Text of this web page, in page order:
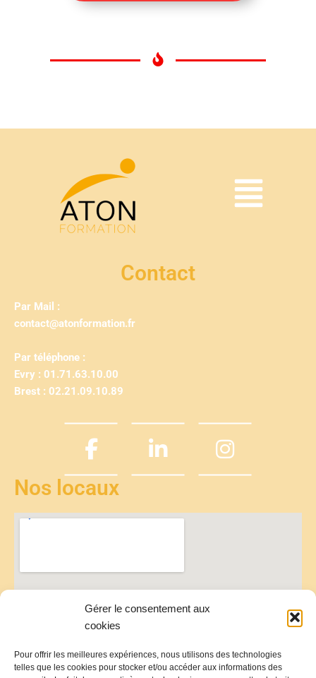
Gérer le consentement aux
cookies
Pour offrir les meilleures expériences, nous utilisons des technologies
telles que les cookies pour stocker et/ou accéder aux informations des
Contact
Par Mail :
contact@atonformation.fr
Par téléphone :
Evry : 01.71.63.10.00
Brest : 02.21.09.10.89
Nos locaux